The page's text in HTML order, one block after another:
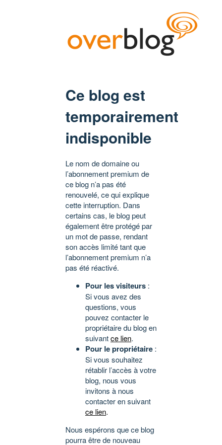
Ce blog est
temporairement
indisponible
Le nom de domaine ou
l’abonnement premium de
ce blog n’a pas été
renouvelé, ce qui explique
cette interruption. Dans
certains cas, le blog peut
également être protégé par
un mot de passe, rendant
son accès limité tant que
l’abonnement premium n’a
pas été réactivé.
Pour les visiteurs :
Si vous avez des
questions, vous
pouvez contacter le
propriétaire du blog en
suivantce lien.
Pour le propriétaire :
Si vous souhaitez
rétablir l’accès à votre
blog, nous vous
invitons à nous
contacter en suivant
ce lien.
Nous espérons que ce blog
pourra être de nouveau